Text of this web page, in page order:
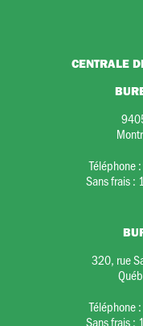
CENTRALE
Téléphone :
Sans frais :
320, rue
Téléphone :
Sans frais :